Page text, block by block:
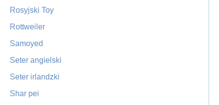
Rosyjski Toy
Rottweiler
Samoyed
Seter angielski
Seter irlandzki
Shar pei